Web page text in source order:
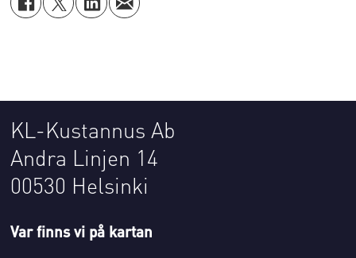
KL-Kustannus Ab
Andra Linjen 14
00530 Helsinki
Var finns vi på kartan